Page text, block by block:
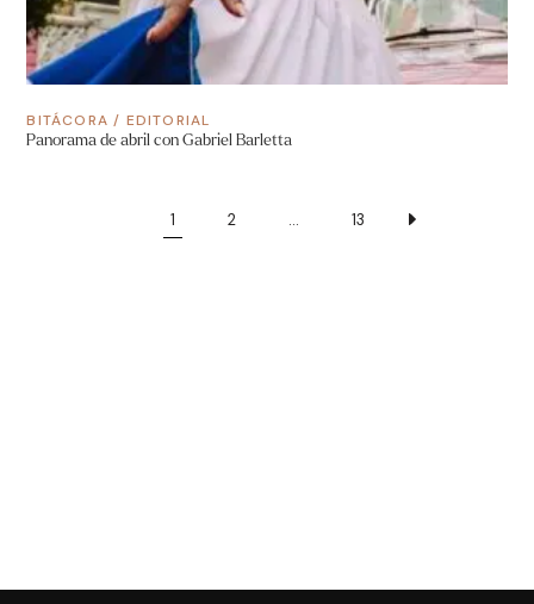
BITÁCORA / EDITORIAL
Panorama de abril con Gabriel Barletta
1 2 … 13